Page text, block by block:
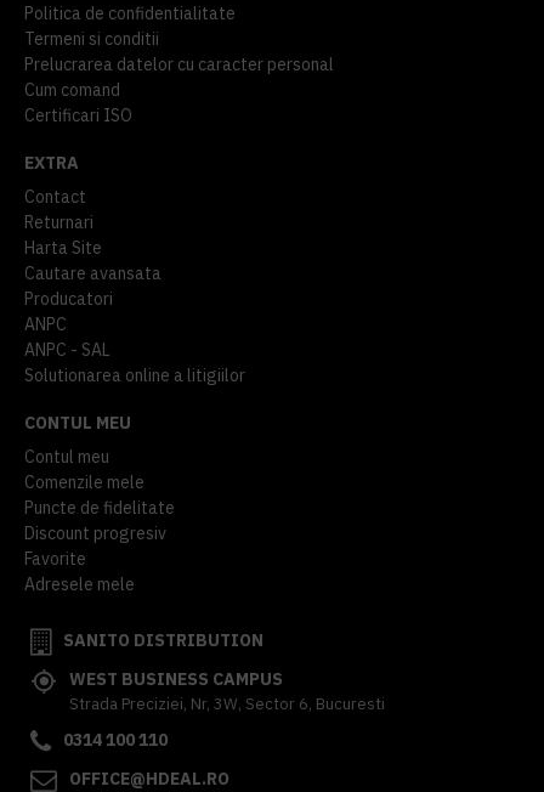
Politica de confidentialitate
Termeni si conditii
Prelucrarea datelor cu caracter personal
Cum comand
Certificari ISO
EXTRA
Contact
Returnari
Harta Site
Cautare avansata
Producatori
ANPC
ANPC - SAL
Solutionarea online a litigiilor
CONTUL MEU
Contul meu
Comenzile mele
Puncte de fidelitate
Discount progresiv
Favorite
Adresele mele
SANITO DISTRIBUTION
WEST BUSINESS CAMPUS
Strada Preciziei, Nr, 3W, Sector 6, Bucuresti
0314 100 110
OFFICE@HDEAL.RO